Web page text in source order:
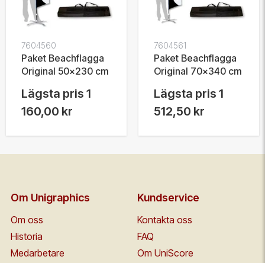
7604560
Paket Beachflagga
Original 50x230 cm
Lägsta pris 1
160,00 kr
7604561
Paket Beachflagga
Original 70x340 cm
Lägsta pris 1
512,50 kr
Om Unigraphics
Om oss
Historia
Medarbetare
Kundservice
Kontakta oss
FAQ
Om UniScore